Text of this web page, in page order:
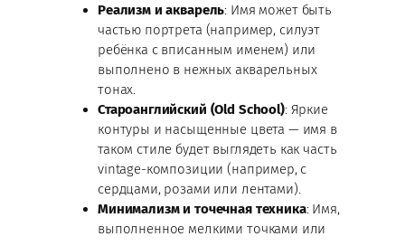
Реализм и акварель: Имя может быть
частью портрета (например, силуэт
ребёнка с вписанным именем) или
выполнено в нежных акварельных
тонах.
Староанглийский (Old School): Яркие
контуры и насыщенные цвета — имя в
таком стиле будет выглядеть как часть
vintage-композиции (например, с
сердцами, розами или лентами).
Минимализм и точечная техника: Имя,
выполненное мелкими точками или